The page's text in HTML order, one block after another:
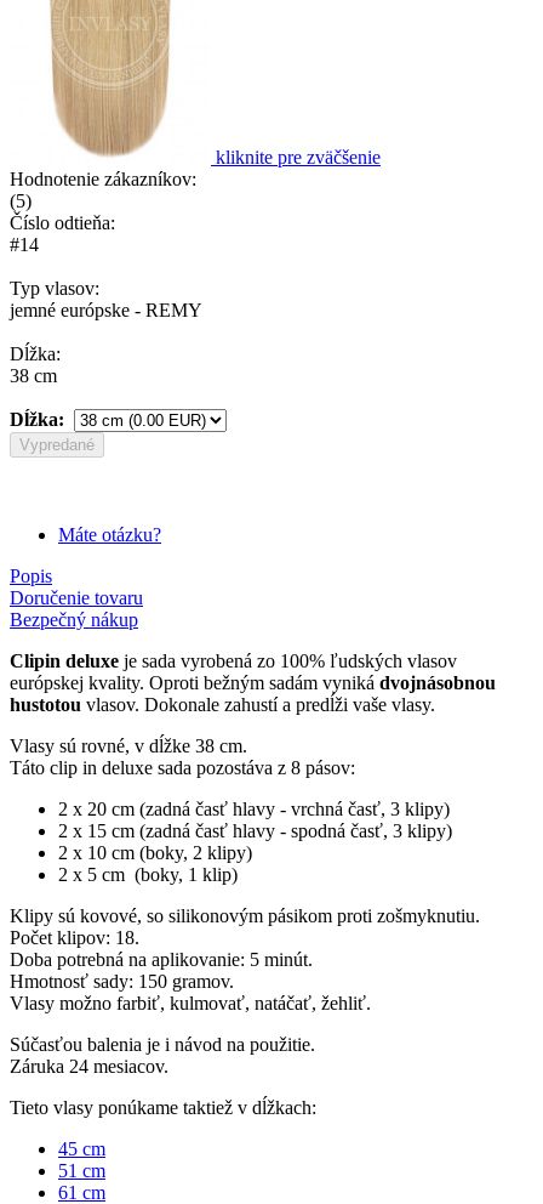
kliknite pre zväčšenie
Hodnotenie zákazníkov:
(5)
Číslo odtieňa:
#14
Typ vlasov:
jemné európske - REMY
Dĺžka:
38 cm
Dĺžka:
Vypredané
Máte otázku?
Popis
Doručenie tovaru
Bezpečný nákup
Clipin deluxe je sada vyrobená zo 100% ľudských vlasov
európskej kvality. Oproti bežným sadám vyniká dvojnásobnou
hustotou vlasov. Dokonale zahustí a predĺži vaše vlasy.
Vlasy sú rovné, v dĺžke 38 cm.
Táto clip in deluxe sada pozostáva z 8 pásov:
2 x 20 cm (zadná časť hlavy - vrchná časť, 3 klipy)
2 x 15 cm (zadná časť hlavy - spodná časť, 3 klipy)
2 x 10 cm (boky, 2 klipy)
2 x 5 cm (boky, 1 klip)
Klipy sú kovové, so silikonovým pásikom proti zošmyknutiu.
Počet klipov: 18.
Doba potrebná na aplikovanie: 5 minút.
Hmotnosť sady: 150 gramov.
Vlasy možno farbiť, kulmovať, natáčať, žehliť.
Súčasťou balenia je i návod na použitie.
Záruka 24 mesiacov.
Tieto vlasy ponúkame taktiež v dĺžkach:
45 cm
51 cm
61 cm